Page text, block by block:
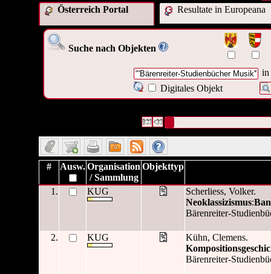
Österreich Portal Resultate in Europeana
Suche nach Objekten
in
Digitales Objekt
# Ausw.Organisation
/ Sammlung
Objekttyp
1. KUG
Scherliess, Volker.
Neoklassizismus:
Bärenreiter-
2. KUG
Kühn, Clemens.
Bärenreiter-